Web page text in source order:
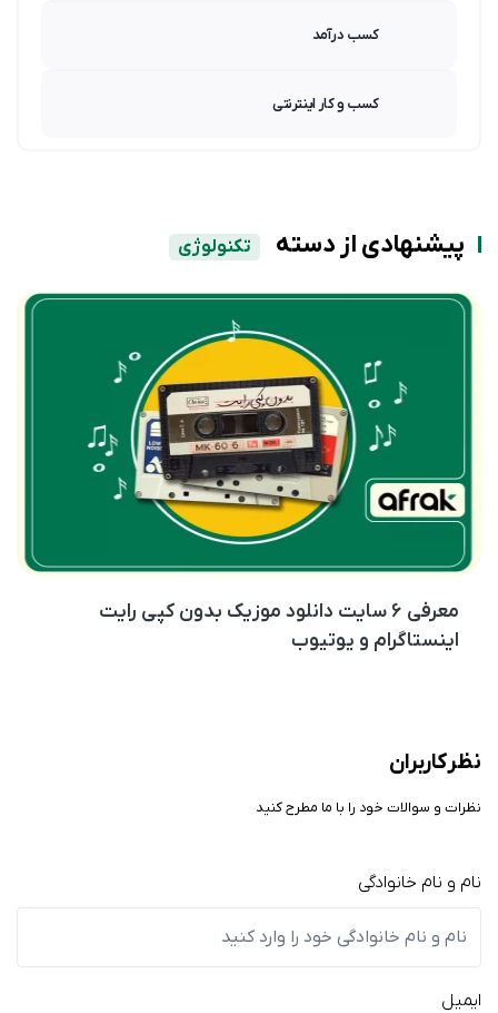
کسب درآمد
کسب و کار اینترنتی
پیشنهادی از دسته تکنولوژی
معرفی ۶ سایت دانلود موزیک بدون کپی رایت
اینستاگرام و یوتیوب
نظر کاربران
نظرات و سوالات خود را با ما مطرح کنید
نام و نام خانوادگی
ایمیل